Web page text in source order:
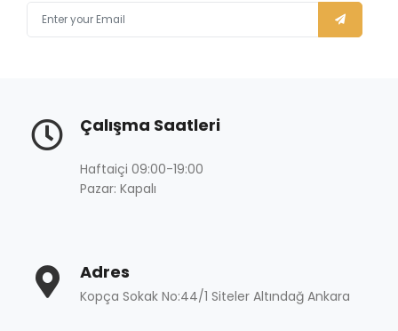
Çalışma Saatleri
Haftaiçi 09:00-19:00
Pazar: Kapalı
Adres
Kopça Sokak No:44/1 Siteler Altındağ Ankara